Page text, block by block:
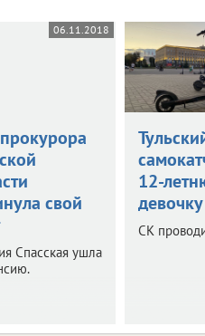
06.11.2018
свой
Спасская ушла
12-
девочку
СК